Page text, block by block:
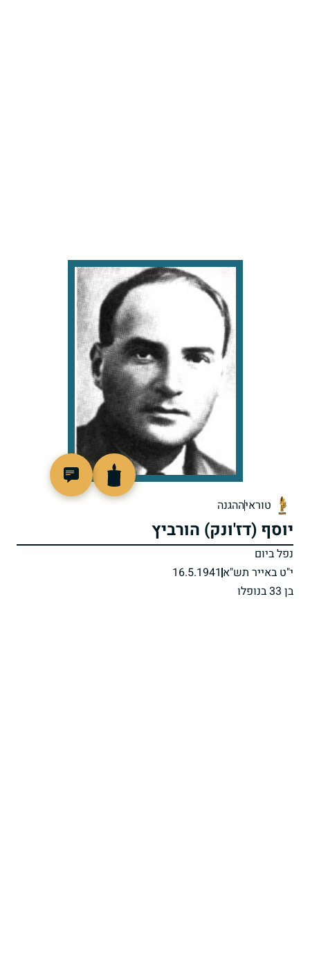
טוראיההגנה
יוסף (דז'ונק) הורביץ
נפל ביום
י"ט באייר תש"א 16.5.1941
בן 33 בנופלו